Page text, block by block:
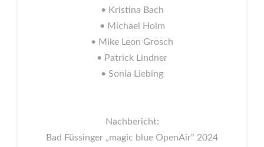
• Kristina Bach
• Michael Holm
• Mike Leon Grosch
• Patrick Lindner
• Sonia Liebing
Nachbericht:
Bad Füssinger „magic blue OpenAir“ 2024